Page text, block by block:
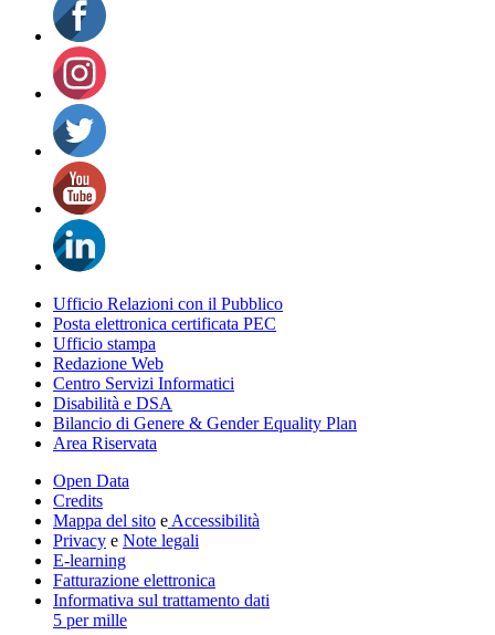
Ufficio Relazioni con il Pubblico
Posta elettronica certificata PEC
Ufficio stampa
Redazione Web
Centro Servizi Informatici
Disabilità e DSA
Bilancio di Genere & Gender Equality Plan
Area Riservata
Open Data
Credits
Mappa del sito e Accessibilità
Privacy e Note legali
E-learning
Fatturazione elettronica
Informativa sul trattamento dati
5 per mille